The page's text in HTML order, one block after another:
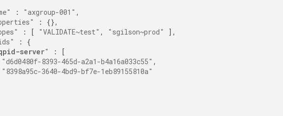
: "axgroup-001" ,
:
{},
: [ "VALIDATE~test" , "sgilson~prod"
],
:
{
server" :
[
"d6d0480f-8393-465d-a2a1-b4a16a033c55" ,
"8398a95c-3640-4bd9-bf7e-1eb89155810a"